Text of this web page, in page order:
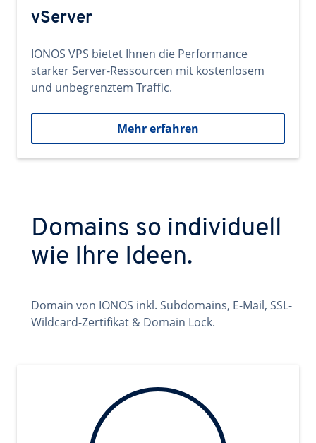
vServer
IONOS VPS bietet Ihnen die Performance
starker Server-Ressourcen mit kostenlosem
und unbegrenztem Traffic.
Mehr erfahren
Domains so individuell
wie Ihre Ideen.
Domain von IONOS inkl. Subdomains, E-Mail, SSL-
Wildcard-Zertifikat & Domain Lock.